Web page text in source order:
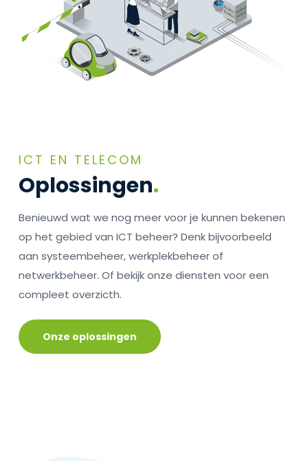
ICT EN TELECOM
Oplossingen.
Benieuwd wat we nog meer voor je kunnen bekenen
op het gebied van ICT beheer? Denk bijvoorbeeld
aan systeembeheer, werkplekbeheer of
netwerkbeheer. Of bekijk onze diensten voor een
compleet overzicth.
Onze oplossingen